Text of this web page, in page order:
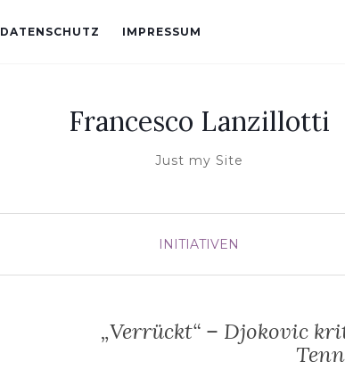
DATENSCHUTZ IMPRESSUM
Francesco Lanzillotti
Just my Site
INITIATIVEN
„Verrückt“ – Djokovic